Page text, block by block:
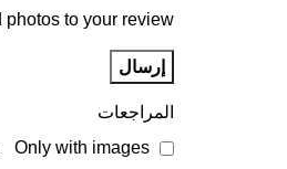
المراجعات
Only with images
to your review.